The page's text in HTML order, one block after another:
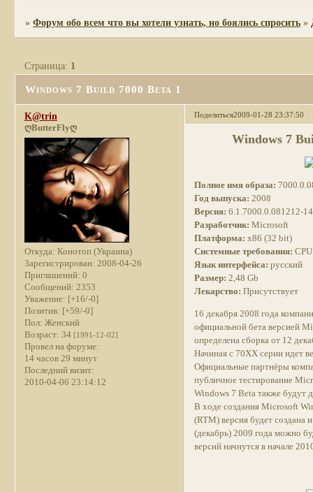
»Форум обо всем что вы хотели узнать, но боялись спросить »
Windows 7 Build 7000 Beta 1
Страница: 1
Поделиться2009-01-28 23:37:50
K@trin
ღButterFlyღ
Откуда: Конотоп (Украина)
Зарегистрирован: 2008-04-26
Приглашений: 0
Сообщений: 2353
Уважение: [+16/-0]
Позитив: [+59/-0]
Пол: Женский
Возраст: 34 [1991-12-02]
Провел на форуме:
14 часов 29 минут
Последний визит:
2010-04-06 23:14:12
Windows 7
Полное имя образа:
Год выпуска: 2008
Версия: 6.1.7000.0.081212-
Разработчик: Microsoft
Платформа: x86 (32 bit)
Системные требования:
Язык интерфейса: русский
Размер: 2,48 Gb
Лекарство: Присутствует
16 декабря 2008 года
официальной бета версией
определена сборка от 12
Начиная с 70XX серии идет
Официальные партнёры
публичное тестирование
Windows 7 Beta также будут
В ходе создания Microsoft
(RTM) версия будет создана
(декабрь) 2009 года можно
версий начнутся в начале